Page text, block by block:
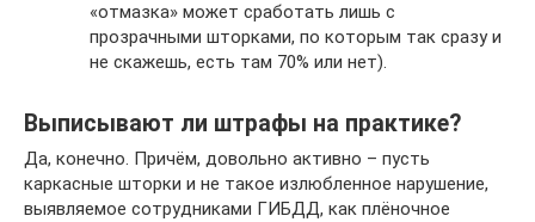
«отмазка» может сработать лишь с
прозрачными шторками, по которым так сразу и
не скажешь, есть там 70% или нет).
Выписывают ли штрафы на практике?
Да, конечно. Причём, довольно активно – пусть
каркасные шторки и не такое излюбленное нарушение,
выявляемое сотрудниками ГИБДД, как плёночное